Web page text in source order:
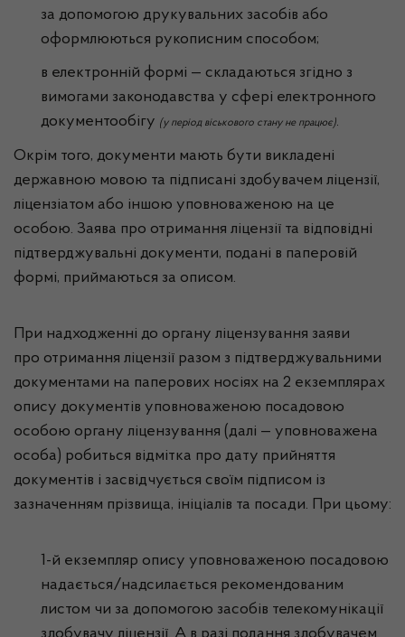
за допомогою друкувальних засобів або
оформлюються рукописним способом;
в електронній формі — складаються згідно з
вимогами законодавства у сфері електронного
документообігу (у період віськового стану не працює).
Окрім того, документи мають бути викладені
державною мовою та підписані здобувачем ліцензії,
ліцензіатом або іншою уповноваженою на це
особою. Заява про отримання ліцензії та відповідні
підтверджувальні документи, подані в паперовій
формі, приймаються за описом.
При надходженні до органу ліцензування заяви
про отримання ліцензії разом з підтверджувальними
документами на паперових носіях на 2 екземплярах
опису документів уповноваженою посадовою
особою органу ліцензування (далі — уповноважена
особа) робиться відмітка про дату прийняття
документів і засвідчується своїм підписом із
зазначенням прізвища, ініціалів та посади. При цьому:
1-й екземпляр опису уповноваженою посадовою
надається/надсилається рекомендованим
листом чи за допомогою засобів телекомунікації